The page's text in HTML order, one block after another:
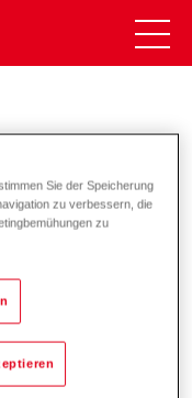
statt.
Sie der Speicherung
zu verbessern, die
zu